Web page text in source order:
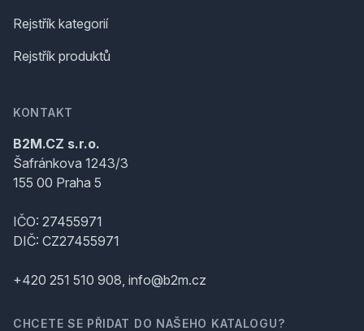
Rejstřík kategorií
Rejstřík produktů
KONTAKT
B2M.CZ s.r.o.
Šafránkova 1243/3
155 00 Praha 5
IČO: 27455971
DIČ: CZ27455971
+420 251 510 908, info@b2m.cz
CHCETE SE PŘIDAT DO NAŠEHO KATALOGU?